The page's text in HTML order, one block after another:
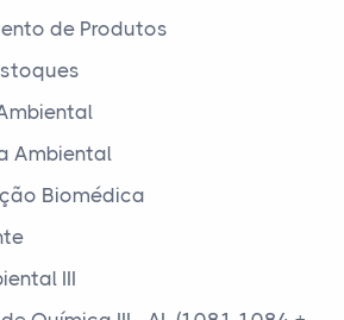
de Produtos
Ambiental
Biomédica
III